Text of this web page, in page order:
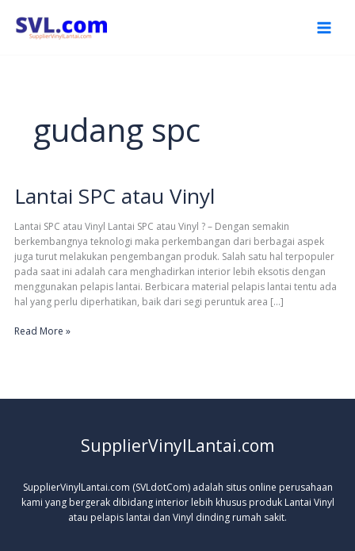
content
gudang spc
Lantai SPC atau Vinyl
Lantai SPC atau Vinyl Lantai SPC atau Vinyl ? – Dengan semakin
berkembangnya teknologi maka perkembangan dari berbagai aspek
juga turut melakukan pengembangan produk. Salah satu hal terpopuler
pada saat ini adalah cara menghadirkan interior lebih eksotis dengan
menggunakan pelapis lantai. Berbicara material pelapis lantai tentu ada
hal yang perlu diperhatikan, baik dari segi peruntuk area […]
Lantai
SPC
atau
Vinyl
Read More »
SupplierVinylLantai.com
SupplierVinylLantai.com (SVLdotCom) adalah situs online perusahaan
kami yang bergerak dibidang interior lebih khusus produk Lantai Vinyl
atau pelapis lantai dan Vinyl dinding rumah sakit.